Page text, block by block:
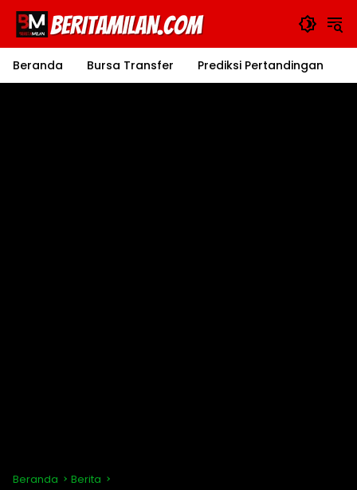
Langsung
konten
Beranda
Bursa Transfer Prediksi Pertandingan
Beranda Berita